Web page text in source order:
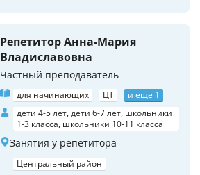
Репетитор Анна-Мария
Владиславовна
Частный преподаватель
для начинающих ЦТ
и еще 1
дети 4-5 лет, дети 6-7 лет, школьники
1-3 класса, школьники 10-11 класса
Занятия у репетитора
Центральный район